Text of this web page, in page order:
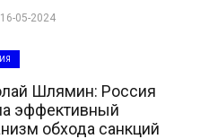
05-2024
Шлямин: Россия
эффективный
обхода санкций